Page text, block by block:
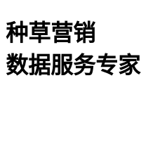
种草营销
数据服务专家